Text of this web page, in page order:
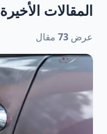
المقالات الأخيرة
عرض 73 مقال